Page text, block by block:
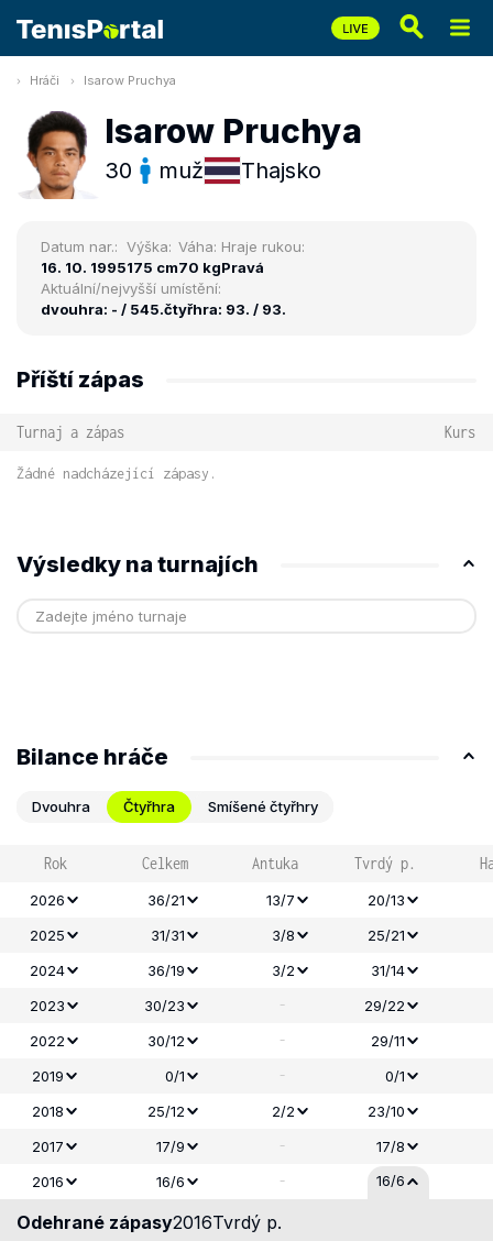
Hráči Isarow Pruchya
Isarow Pruchya
30 muž Thajsko
Datum nar.:
16. 10. 1995
Výška:
175 cm
Váha:
70 kg
Hraje rukou:
Pravá
Aktuální/nejvyšší umístění:
dvouhra: - / 545.čtyřhra: 93. / 93.
Příští zápas
Turnaj a zápas Kurs
Žádné nadcházející zápasy.
Výsledky na turnajích
Bilance hráče
Dvouhra Čtyřhra Smíšené čtyřhry
Rok Celkem Antuka Tvrdý p.
2026 36/21 13/7
20/13
2025
31/31 3/8
25/21
2024
36/19 3/2 31/14
2023
30/23 -
29/22
2022
30/12 -
29/11
2019
0/1 -
0/1
2018
25/12 2/2
23/10
2017
17/9 -
17/8
2016
16/6 - 16/6
Odehrané zápasy2016Tvrdý p.